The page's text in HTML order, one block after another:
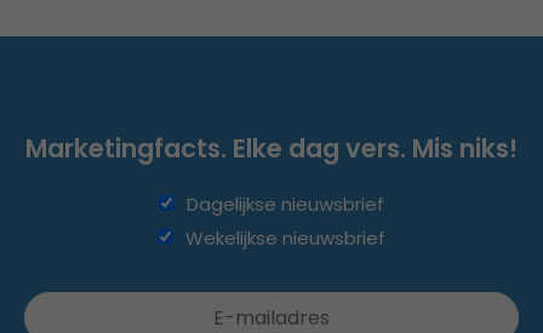
Marketingfacts. Elke dag vers. Mis niks!
Dagelijkse nieuwsbrief
Wekelijkse nieuwsbrief